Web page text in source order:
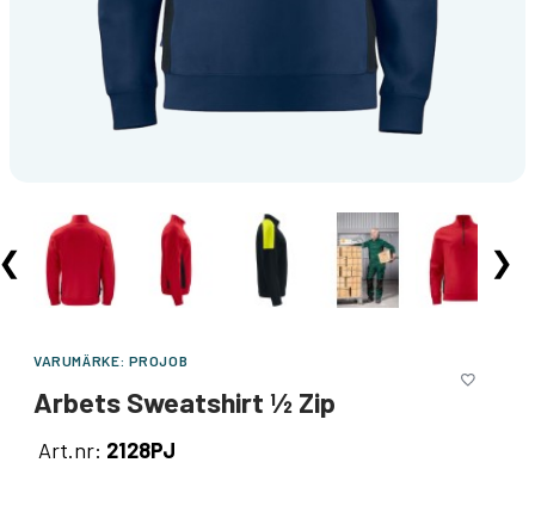
❯
VARUMÄRKE: PROJOB
Arbets Sweatshirt ½ Zip
Art.nr: 2128PJ